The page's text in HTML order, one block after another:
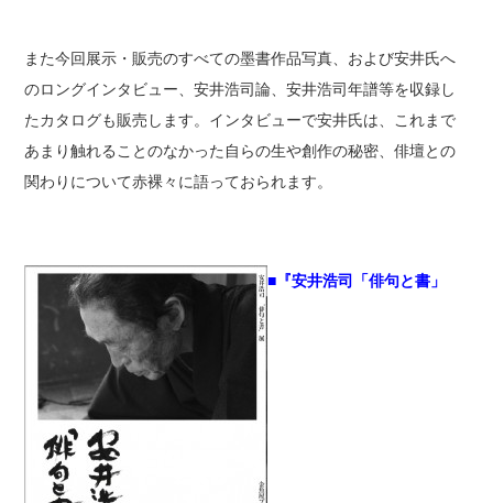
また今回展示・販売のすべての墨書作品写真、および安井氏へ
のロングインタビュー、安井浩司論、安井浩司年譜等を収録し
たカタログも販売します。インタビューで安井氏は、これまで
あまり触れることのなかった自らの生や創作の秘密、俳壇との
関わりについて赤裸々に語っておられます。
■『安井浩司「俳句と書」